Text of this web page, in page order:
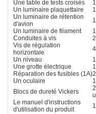
Une table de tests croisés
Un luminaire plaquettaire
Un luminaire de rétention
d'avion
Un luminaire de filament
Conduites à vis
Vis de régulation
horizontale
Un niveau
Une grotte électrique
Réparation des fusibles (1A)
Un oculaire
Blocs de dureté Vickers
Le manuel d'instructions
d'utilisation du produit